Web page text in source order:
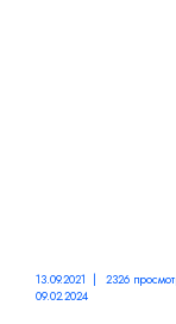
13.09.2021 | 2326
09.02.2024